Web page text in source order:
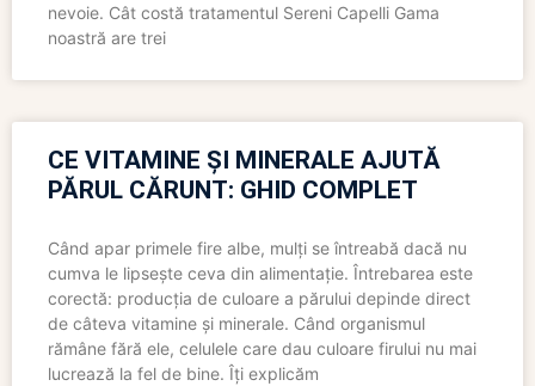
nevoie. Cât costă tratamentul Sereni Capelli Gama
noastră are trei
CE VITAMINE ȘI MINERALE AJUTĂ
PĂRUL CĂRUNT: GHID COMPLET
Când apar primele fire albe, mulți se întreabă dacă nu
cumva le lipsește ceva din alimentație. Întrebarea este
corectă: producția de culoare a părului depinde direct
de câteva vitamine și minerale. Când organismul
rămâne fără ele, celulele care dau culoare firului nu mai
lucrează la fel de bine. Îți explicăm